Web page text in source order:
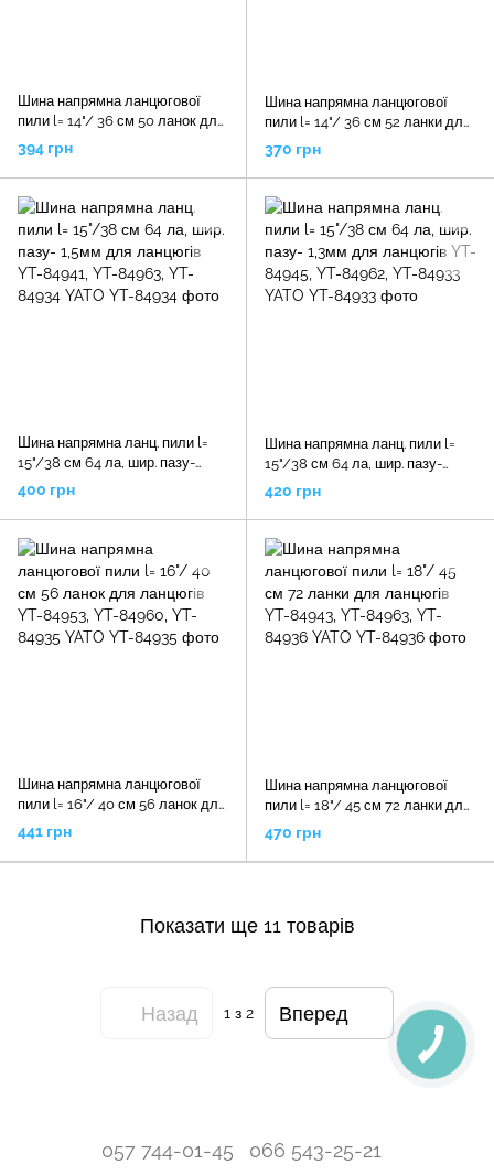
Шина напрямна ланцюгової
пили l= 14"/ 36 см 50 ланок для
YT-84930 YATO
394 грн
Шина напрямна ланцюгової
пили l= 14"/ 36 см 52 ланки для
YT-84931 YATO
370 грн
Шина напрямна ланц. пили l=
15"/38 см 64 ла, шир. пазу-
1,5мм для ланцюгів YT-84941,
YT-84963, YT-84934 YATO
400 грн
Шина напрямна ланц. пили l=
15"/38 см 64 ла, шир. пазу-
1,3мм для ланцюгів YT-84945,
YT-84962, YT-84933 YATO
420 грн
Шина напрямна ланцюгової
пили l= 16"/ 40 см 56 ланок для
ланцюгів YT-84953, YT-84960,
YT-84935 YATO
441 грн
Шина напрямна ланцюгової
пили l= 18"/ 45 см 72 ланки для
ланцюгів YT-84943, YT-84963,
YT-84936 YATO
470 грн
Показати ще 11 товарів
Назад 1 з 2 Вперед
057 744-01-45 066 543-25-21